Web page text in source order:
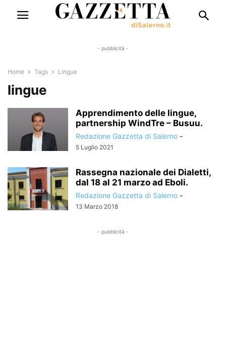
- pubblicità -
Home Tags Lingue
lingue
Apprendimento delle lingue,
partnership WindTre – Busuu.
Redazione Gazzetta di Salerno -
5 Luglio 2021
Rassegna nazionale dei Dialetti,
dal 18 al 21 marzo ad Eboli.
Redazione Gazzetta di Salerno -
13 Marzo 2018
- pubblicità -